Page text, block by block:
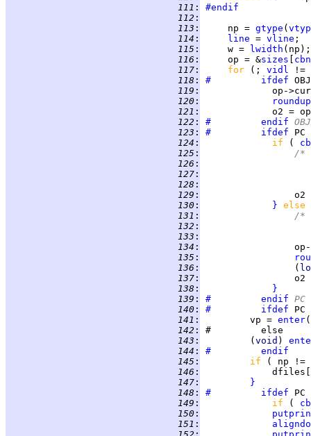
111 :
#endif
112 :
113 :
     np =
gtype (
114 : line = vline
115 :
     w =
lwidth
116 :
     op = &
sizes
cbn
117 : for (; vidl
!=
118 :
#		ifdef
119 :
120 :
roundup
121 :
122 : #		endif OBJ
123 : #		ifdef
124 : if (
125 :
/*
126 :
127 :
128 :
129 :
130 : } else
131 :
/*
132 :
133 :
134 :
135 :
136 :
                 (
137 :
138 :
}
139 : #		endif PC
140 : #		ifdef
141 :
         vp =
enter(
142 :
143 :
         (
void )
144 :
#		endif
145 : if
( np !=
146 :
147 :
}
148 : #		ifdef
149 : if (
150 :
151 :